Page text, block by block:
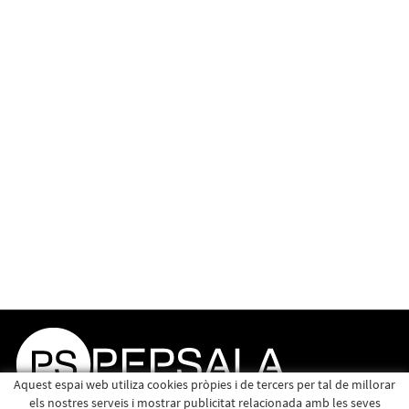
Aquest espai web utiliza cookies pròpies i de tercers per tal de millorar
els nostres serveis i mostrar publicitat relacionada amb les seves